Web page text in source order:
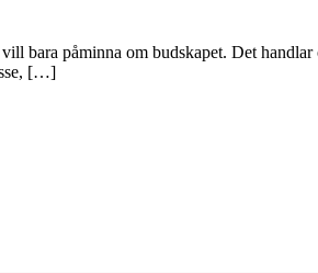
bara påminna om budskapet. Det
[…]